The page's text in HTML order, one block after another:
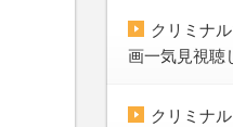
クリミナ
画一気見視聴
クリミナ